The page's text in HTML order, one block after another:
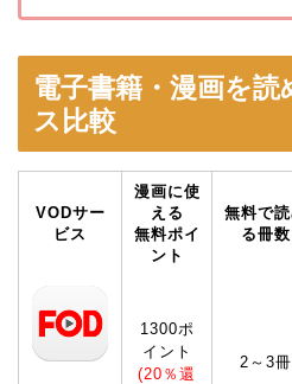
電子書籍・漫画を
ス比較
VODサー
ビス
漫画に使
える
無料ポイ
ント
無料で
る冊数
1300ポ
イント
(20％還
2～3冊